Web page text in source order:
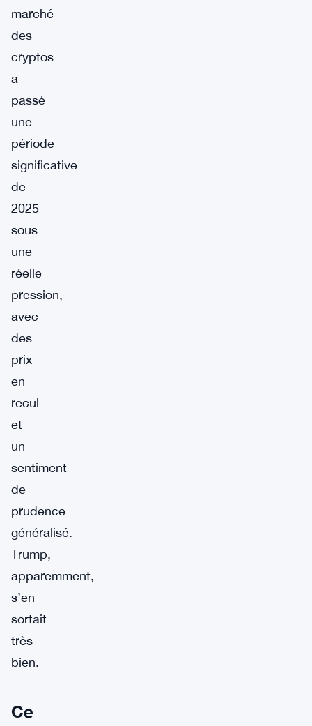
marché
des
cryptos
a
passé
une
période
significative
de
2025
sous
une
réelle
pression,
avec
des
prix
en
recul
et
un
sentiment
de
prudence
généralisé.
Trump,
apparemment,
s’en
sortait
très
bien.
Ce